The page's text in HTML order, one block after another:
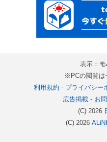
表示：
※PCの閲覧は
利用規約 - プライバシー
広告掲載- お
(C) 2026
(C) 2026